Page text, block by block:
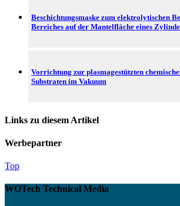
Beschichtungsmaske zum elektrolytischen
Bereiches auf der Mantelfläche eines
Vorrichtung zur plasmagestützten
Substraten im Vakuum
Links zu diesem Artikel
Werbepartner
Top
WOTech Technical Media